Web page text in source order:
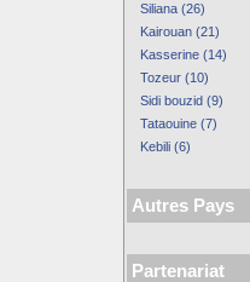
Siliana (26)
Kairouan (21)
Kasserine (14)
Tozeur (10)
Sidi bouzid (9)
Tataouine (7)
Kebili (6)
Autres Pays
Partenariat